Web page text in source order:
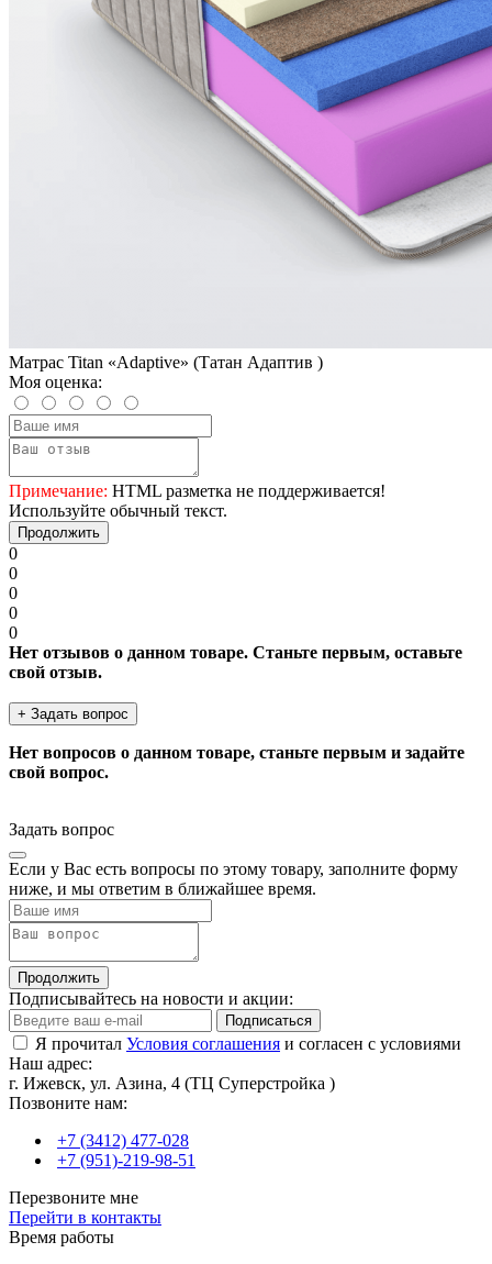
Матрас Titan «Adaptive» (Татан Адаптив )
Моя оценка:
Примечание: HTML разметка не поддерживается!
Используйте обычный текст.
Продолжить
0
0
0
0
0
Нет отзывов о данном товаре. Станьте первым, оставьте
свой отзыв.
+ Задать вопрос
Нет вопросов о данном товаре, станьте первым и задайте
свой вопрос.
Задать вопрос
Если у Вас есть вопросы по этому товару, заполните форму
ниже, и мы ответим в ближайшее время.
Продолжить
Подписывайтесь на новости и акции:
Подписаться
Я прочитал Условия соглашения и согласен с условиями
Наш адрес:
г. Ижевск, ул. Азина, 4 (ТЦ Суперстройка )
Позвоните нам:
+7 (3412) 477-028
+7 (951)-219-98-51
Перезвоните мне
Перейти в контакты
Время работы